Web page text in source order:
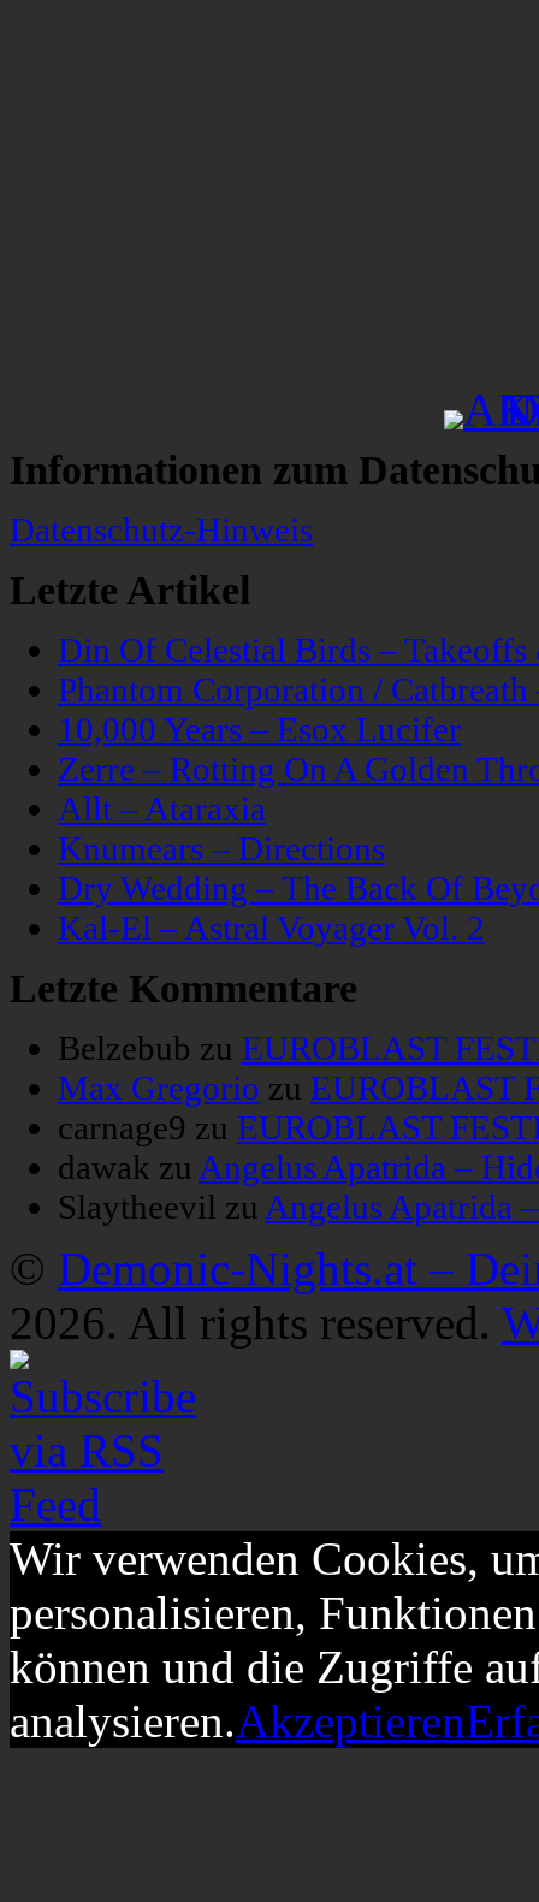
Informationen zum
Datenschutz-Hinweis
Letzte Artikel
Din Of Celestial Birds –
Phantom Corporation /
10,000 Years – Esox Lucifer
Zerre – Rotting On A Golden
Allt – Ataraxia
Knumears – Directions
Dry Wedding – The Back Of
Kal-El – Astral Voyager Vol. 2
Letzte Kommentare
Belzebub zu EUROBLAST
Max Gregorio zu EUROBLAST
carnage9 zu EUROBLAST
dawak zu Angelus Apatrida –
Slaytheevil zu Angelus Apatrida
© Demonic-Nights.at –
2026. All rights reserved.
Wir verwenden Cookies,
personalisieren,
können und die Zugriffe
analysieren.Akzeptieren